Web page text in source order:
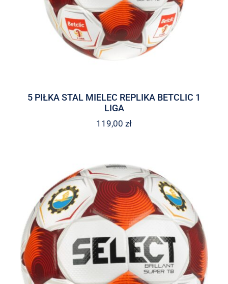
5 PIŁKA STAL MIELEC REPLIKA BETCLIC 1
LIGA
119,00 zł